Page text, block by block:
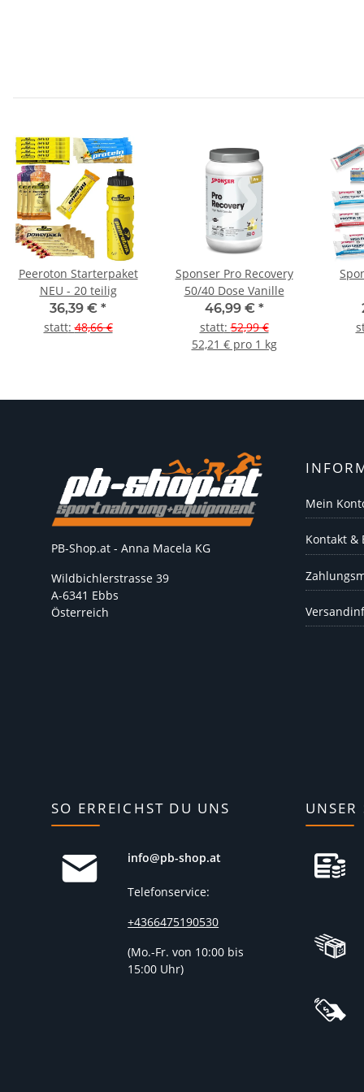
Peeroton Starterpaket
NEU - 20 teilig
36,39 € *
statt:48,66 €
Sponser Pro Recovery
50/40 Dose Vanille
46,99 € *
statt:52,99 €
52,21 € pro 1 kg
PB-Shop.at - Anna Macela KG
Wildbichlerstrasse 39
A-6341 Ebbs
Österreich
Mein
Kontakt &
SO ERREICHST DU UNS
info@pb-shop.at
Telefonservice:
+4366475190530
(Mo.-Fr. von 10:00 bis
15:00 Uhr)
UNSER